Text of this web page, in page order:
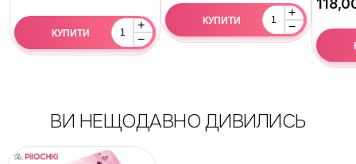
+
−
КУПИТИ
+
−
КУПИТИ
ВИ НЕЩОДАВНО ДИВИЛИСЬ